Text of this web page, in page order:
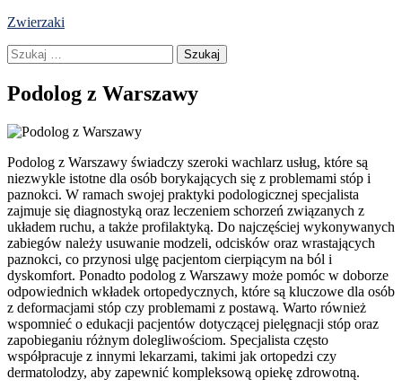
Skip
content
Zwierzaki
Szukaj:
Podolog z Warszawy
Podolog z Warszawy świadczy szeroki wachlarz usług, które są
niezwykle istotne dla osób borykających się z problemami stóp i
paznokci. W ramach swojej praktyki podologicznej specjalista
zajmuje się diagnostyką oraz leczeniem schorzeń związanych z
układem ruchu, a także profilaktyką. Do najczęściej wykonywanych
zabiegów należy usuwanie modzeli, odcisków oraz wrastających
paznokci, co przynosi ulgę pacjentom cierpiącym na ból i
dyskomfort. Ponadto podolog z Warszawy może pomóc w doborze
odpowiednich wkładek ortopedycznych, które są kluczowe dla osób
z deformacjami stóp czy problemami z postawą. Warto również
wspomnieć o edukacji pacjentów dotyczącej pielęgnacji stóp oraz
zapobieganiu różnym dolegliwościom. Specjalista często
współpracuje z innymi lekarzami, takimi jak ortopedzi czy
dermatolodzy, aby zapewnić kompleksową opiekę zdrowotną.